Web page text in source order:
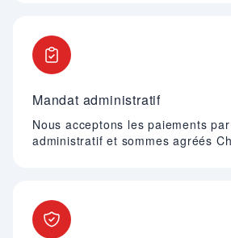
Mandat administratif
Nous acceptons les paiements
administratif et sommes agréés